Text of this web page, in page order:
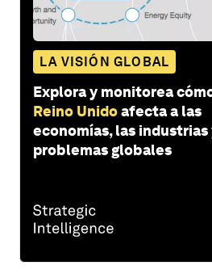
LA VISIÓN GLOBAL
Explora y monitorea
Reino Unidoafecta a las
economías, las industrias
problemas globales